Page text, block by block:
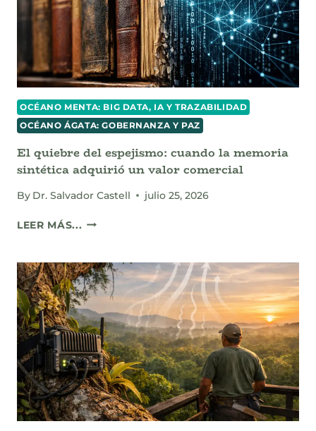
DEL
DISEÑO
EN
LA
ERA
DE
ALGORITMOS
OCÉANO MENTA: BIG DATA, IA Y TRAZABILIDAD
OCÉANO ÁGATA: GOBERNANZA Y PAZ
El quiebre del espejismo: cuando la memoria
sintética adquirió un valor comercial
By Dr. Salvador Castell julio 25, 2026
LEER MÁS... EL
ESPEJISMO:
CUANDO
LA
MEMORIA
SINTÉTICA
ADQUIRIÓ
UN
VALOR
COMERCIAL